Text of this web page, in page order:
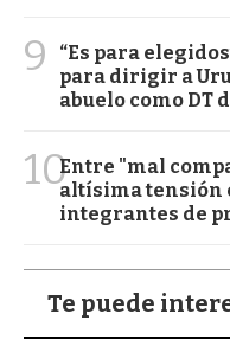
9
“Es para
para dirigir a
abuelo como DT
10Entre "mal
altísima tensión
integrantes de
Te puede